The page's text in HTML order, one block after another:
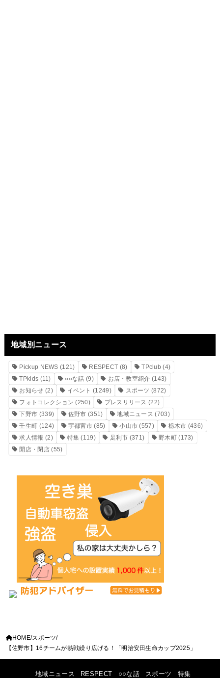
地域別ニュース
Pickup NEWS (121) RESPECT (8) TPclub (4)
TPkids (11) ○○な話 (9) お店・教室紹介 (143)
お知らせ (2) イベント (1249) スポーツ (872)
フォトコレクション (250) プレスリリース (22)
下野市 (339) 佐野市 (351) 地域ニュース (703)
壬生町 (124) 宇都宮市 (85) 小山市 (557) 栃木市 (436)
求人情報 (2) 特集 (119) 足利市 (371) 野木町(173)
開店・閉店(55)
HOME スポーツ
【佐野市】16チームが熱戦繰り広げる！「明治安田生命カップ2025」
地域ニュース RESPECT ○○な話 スポーツ 特集